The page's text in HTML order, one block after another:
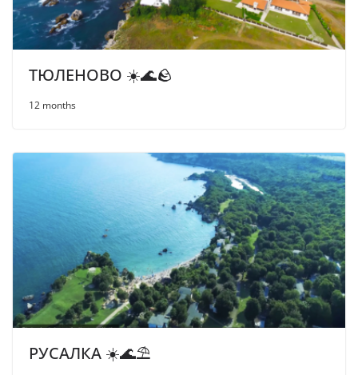
ТЮЛЕНОВО ☀️🌊🪨
12 months
РУСАЛКА ☀️🌊⛱